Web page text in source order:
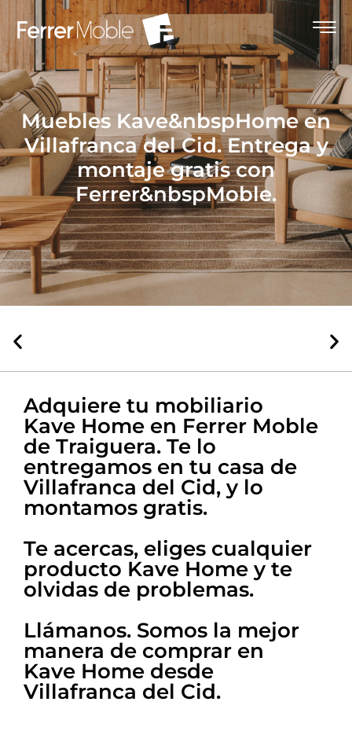
Muebles Kave&nbspHome en
Villafranca del Cid. Entrega y
montaje gratis con
Ferrer&nbspMoble.
La mejor atención
decoración te ayuda en todo
Adquiere tu mobiliario
Kave Home en Ferrer Moble
de Traiguera. Te lo
entregamos en tu casa de
Villafranca del Cid, y lo
montamos gratis.
Te acercas, eliges cualquier
producto Kave Home y te
olvidas de problemas.
Llámanos. Somos la mejor
manera de comprar en
Kave Home desde
Villafranca del Cid.